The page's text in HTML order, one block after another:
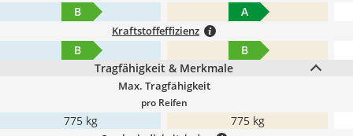
B A
Kraftstoffeffizienz
B
B
Tragfähigkeit & Merkmale
Max. Tragfähigkeit
pro Reifen
775 kg 775 kg